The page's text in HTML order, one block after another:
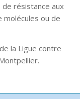
résistance aux
ou de
la Ligue contre